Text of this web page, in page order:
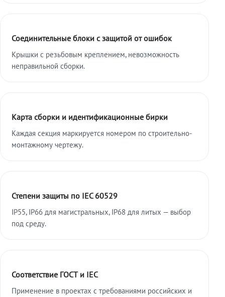
Соединительные блоки с защитой от ошибок
Крышки с резьбовым креплением, невозможность
неправильной сборки.
Карта сборки и идентификационные бирки
Каждая секция маркируется номером по строительно-
монтажному чертежу.
Степени защиты по IEC 60529
IP55, IP66 для магистральных, IP68 для литых — выбор
под среду.
Соответствие ГОСТ и IEC
Применение в проектах с требованиями российских и